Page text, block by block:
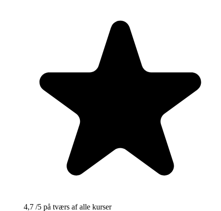
4,7 /5 på tværs af alle kurser